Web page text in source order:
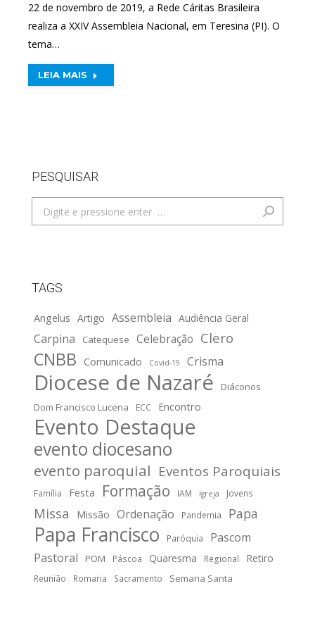
22 de novembro de 2019, a Rede Cáritas Brasileira
realiza a XXIV Assembleia Nacional, em Teresina (PI). O
tema…
LEIA MAIS
PESQUISAR
Search:
TAGS
Angelus Artigo Assembleia Audiência Geral
Carpina Catequese Celebração Clero
CNBB Comunicado Covid-19 Crisma
Diocese de Nazaré
Diáconos
Dom Francisco Lucena
ECC Encontro
Evento Destaque
evento diocesano
evento paroquial Eventos Paroquiais
Família Festa Formação IAM Igreja Jovens
Missa Missão Ordenação Pandemia Papa
Papa Francisco Paróquia
Pascom
Pastoral
POM Páscoa Quaresma Regional Retiro
Reunião Romaria Sacramento Semana Santa